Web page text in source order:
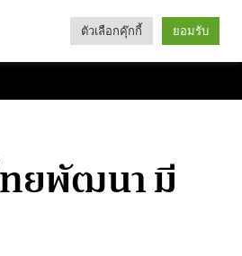
Categories
ยพัฒนา มี
ตัวเลือกคุ๊กกี้ ยอมรับ